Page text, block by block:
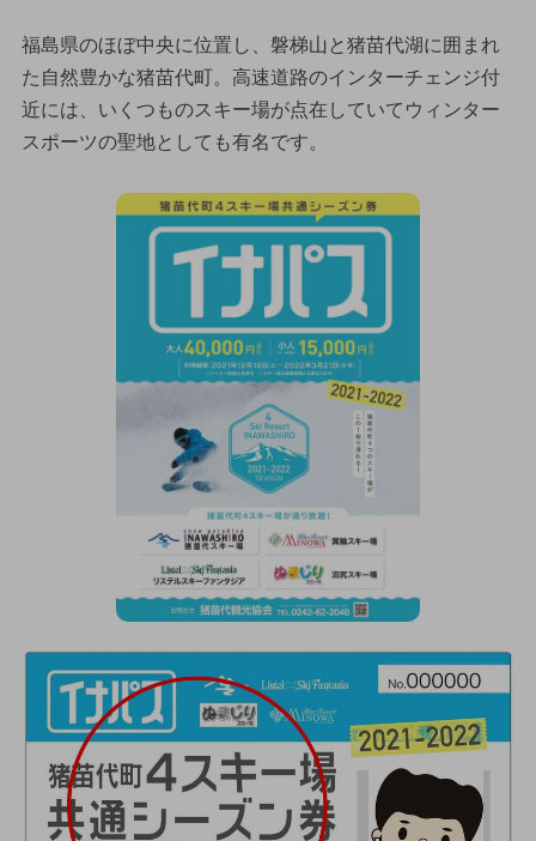
福島県のほぼ中央に位置し、磐梯山と猪苗代湖に囲まれ
た自然豊かな猪苗代町。高速道路のインターチェンジ付
近には、いくつものスキー場が点在していてウィンター
スポーツの聖地としても有名です。